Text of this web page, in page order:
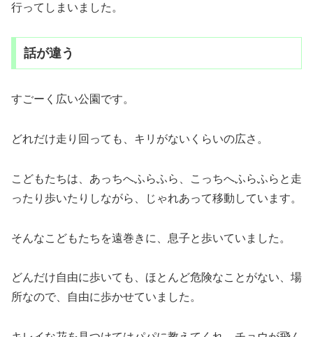
行ってしまいました。
話が違う
すごーく広い公園です。
どれだけ走り回っても、キリがないくらいの広さ。
こどもたちは、あっちへふらふら、こっちへふらふらと走
ったり歩いたりしながら、じゃれあって移動しています。
そんなこどもたちを遠巻きに、息子と歩いていました。
どんだけ自由に歩いても、ほとんど危険なことがない、場
所なので、自由に歩かせていました。